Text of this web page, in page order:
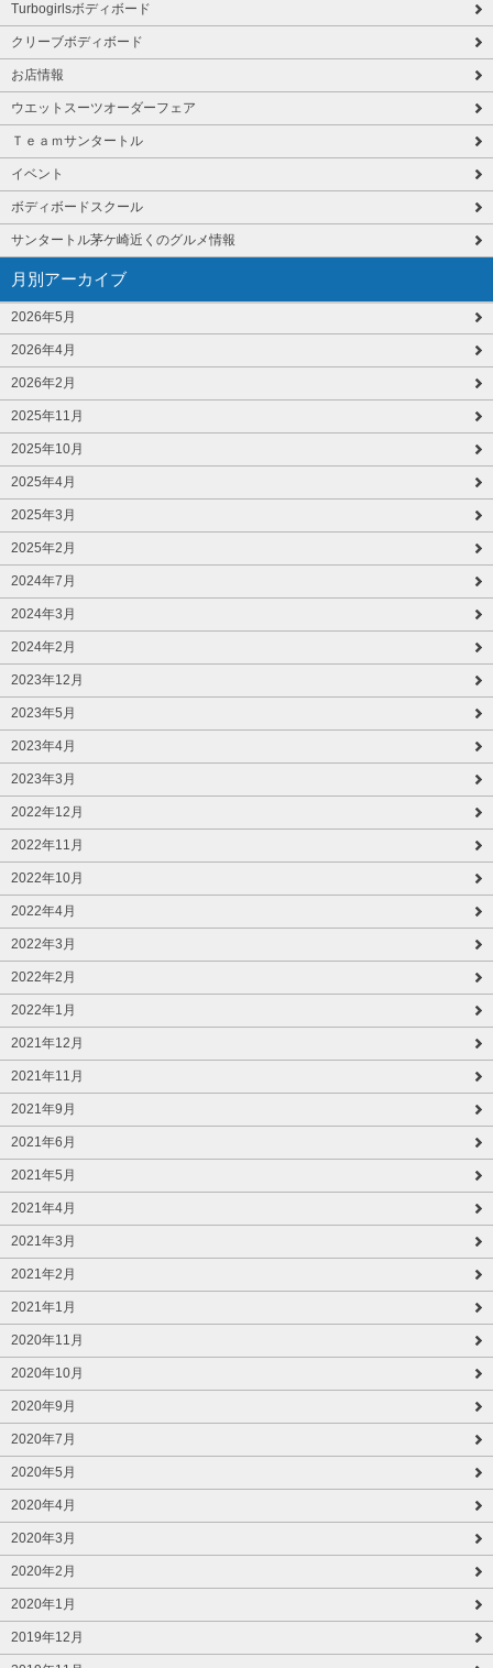
Turbogirlsボディボード
クリーブボディボード
お店情報
ウエットスーツオーダーフェア
Ｔｅａｍサンタートル
イベント
ボディボードスクール
サンタートル茅ケ崎近くのグルメ情報
月別アーカイブ
2026年5月
2026年4月
2026年2月
2025年11月
2025年10月
2025年4月
2025年3月
2025年2月
2024年7月
2024年3月
2024年2月
2023年12月
2023年5月
2023年4月
2023年3月
2022年12月
2022年11月
2022年10月
2022年4月
2022年3月
2022年2月
2022年1月
2021年12月
2021年11月
2021年9月
2021年6月
2021年5月
2021年4月
2021年3月
2021年2月
2021年1月
2020年11月
2020年10月
2020年9月
2020年7月
2020年5月
2020年4月
2020年3月
2020年2月
2020年1月
2019年12月